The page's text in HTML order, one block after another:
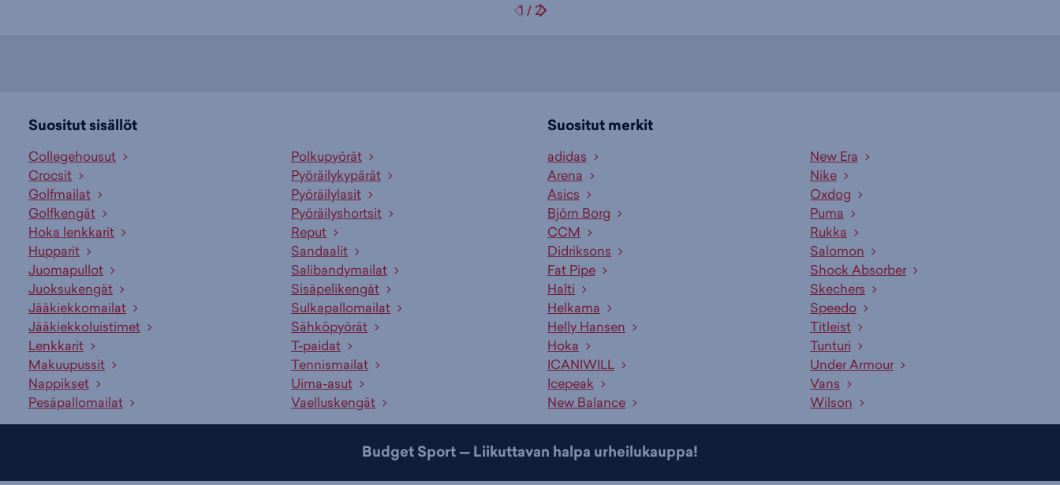
1 / 2
Suositut sisällöt
Collegehousut
Crocsit
Golfmailat
Golfkengät
Hoka lenkkarit
Hupparit
Juomapullot
Juoksukengät
Jääkiekkomailat
Jääkiekkoluistimet
Lenkkarit
Makuupussit
Nappikset
Pesäpallomailat
Polkupyörät
Pyöräilykypärät
Pyöräilylasit
Pyöräilyshortsit
Reput
Sandaalit
Salibandymailat
Sisäpelikengät
Sulkapallomailat
Sähköpyörät
T-paidat
Tennismailat
Uima-asut
Vaelluskengät
Suositut merkit
adidas
Arena
Asics
Björn Borg
CCM
Didriksons
Fat Pipe
Halti
Helkama
Helly Hansen
Hoka
ICANIWILL
Icepeak
New Balance
New Era
Nike
Oxdog
Puma
Rukka
Salomon
Shock Absorber
Skechers
Speedo
Titleist
Tunturi
Under Armour
Vans
Wilson
Budget Sport — Liikuttavan halpa urheilukauppa!